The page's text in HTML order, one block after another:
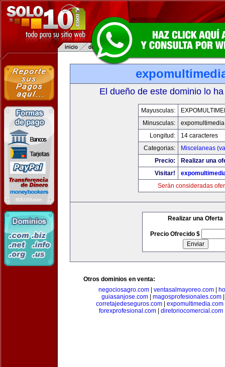
El dueño de este dominio lo
Mayusculas:
Minusculas:
Longitud:
14 caracteres
Categorias:
Miscelaneas
Precio:
Realizar una
Visitar!
Serán consideradas
Realizar una Oferta
Precio Ofrecido $
Otros dominios en venta:
negociosagro.com
ventasalmayoreo.com
guiasanjose.com| magosprofesionales.com
corretajedeseguros.com
expomultimedia.com
forexprofesional.com| diretoriocomercial.com